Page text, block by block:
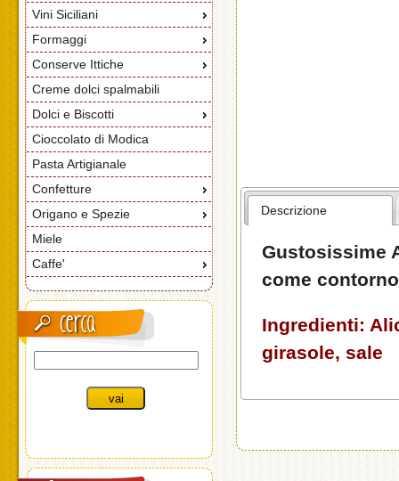
Vini Siciliani
Formaggi
Conserve Ittiche
Creme dolci spalmabili
Dolci e Biscotti
Cioccolato di Modica
Pasta Artigianale
Confetture
Origano e Spezie
Miele
Caffe'
Descrizione
Gustosissime
come
Ingredienti:
girasole, sale